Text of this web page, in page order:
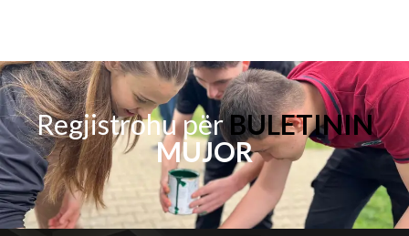
Regjistrohu përBULETININ
MUJOR